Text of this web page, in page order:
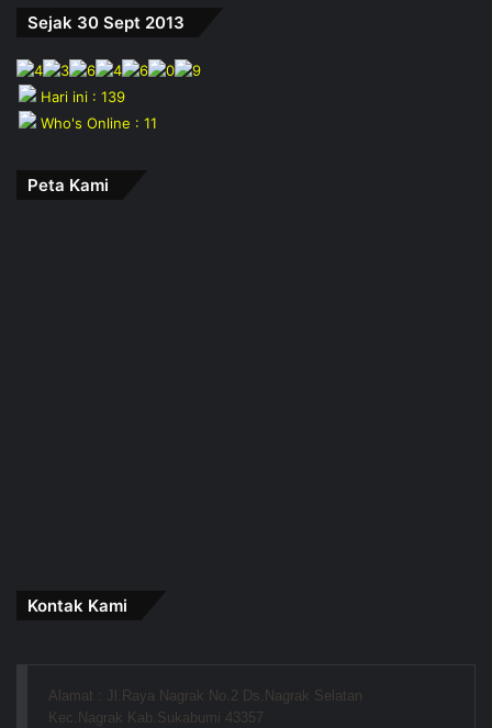
Sejak 30 Sept 2013
Hari ini : 139
Who's Online : 11
Peta Kami
Kontak Kami
Alamat : Jl.Raya Nagrak No.2 Ds.Nagrak Selatan
Kec.Nagrak Kab.Sukabumi 43357